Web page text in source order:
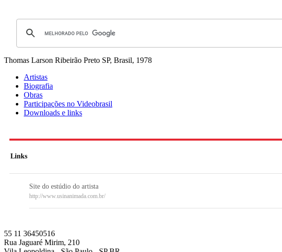
Thomas Larson Ribeirão Preto SP, Brasil, 1978
Artistas
Biografia
Obras
Participações no Videobrasil
Downloads e links
Links
Site do estúdio do artista
http://www.usinanimada.com.br/
55 11 36450516
Rua Jaguaré Mirim, 210